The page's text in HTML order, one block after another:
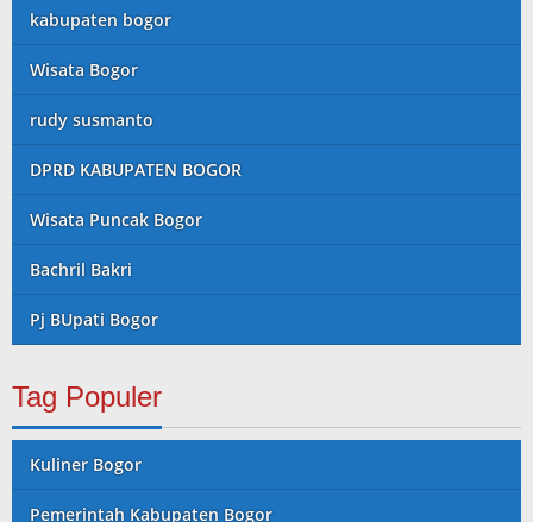
kabupaten bogor
Wisata Bogor
rudy susmanto
DPRD KABUPATEN BOGOR
Wisata Puncak Bogor
Bachril Bakri
Pj BUpati Bogor
Tag Populer
Kuliner Bogor
Pemerintah Kabupaten Bogor